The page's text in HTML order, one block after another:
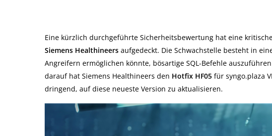
Eine kürzlich durchgeführte Sicherheitsbewertung hat eine
Siemens Healthineers aufgedeckt. Die Schwachstelle besteht in
Angreifern ermöglichen könnte, bösartige SQL-Befehle
darauf hat Siemens Healthineers den Hotfix HF05 für syngo.plaza
dringend, auf diese neueste Version zu aktualisieren.